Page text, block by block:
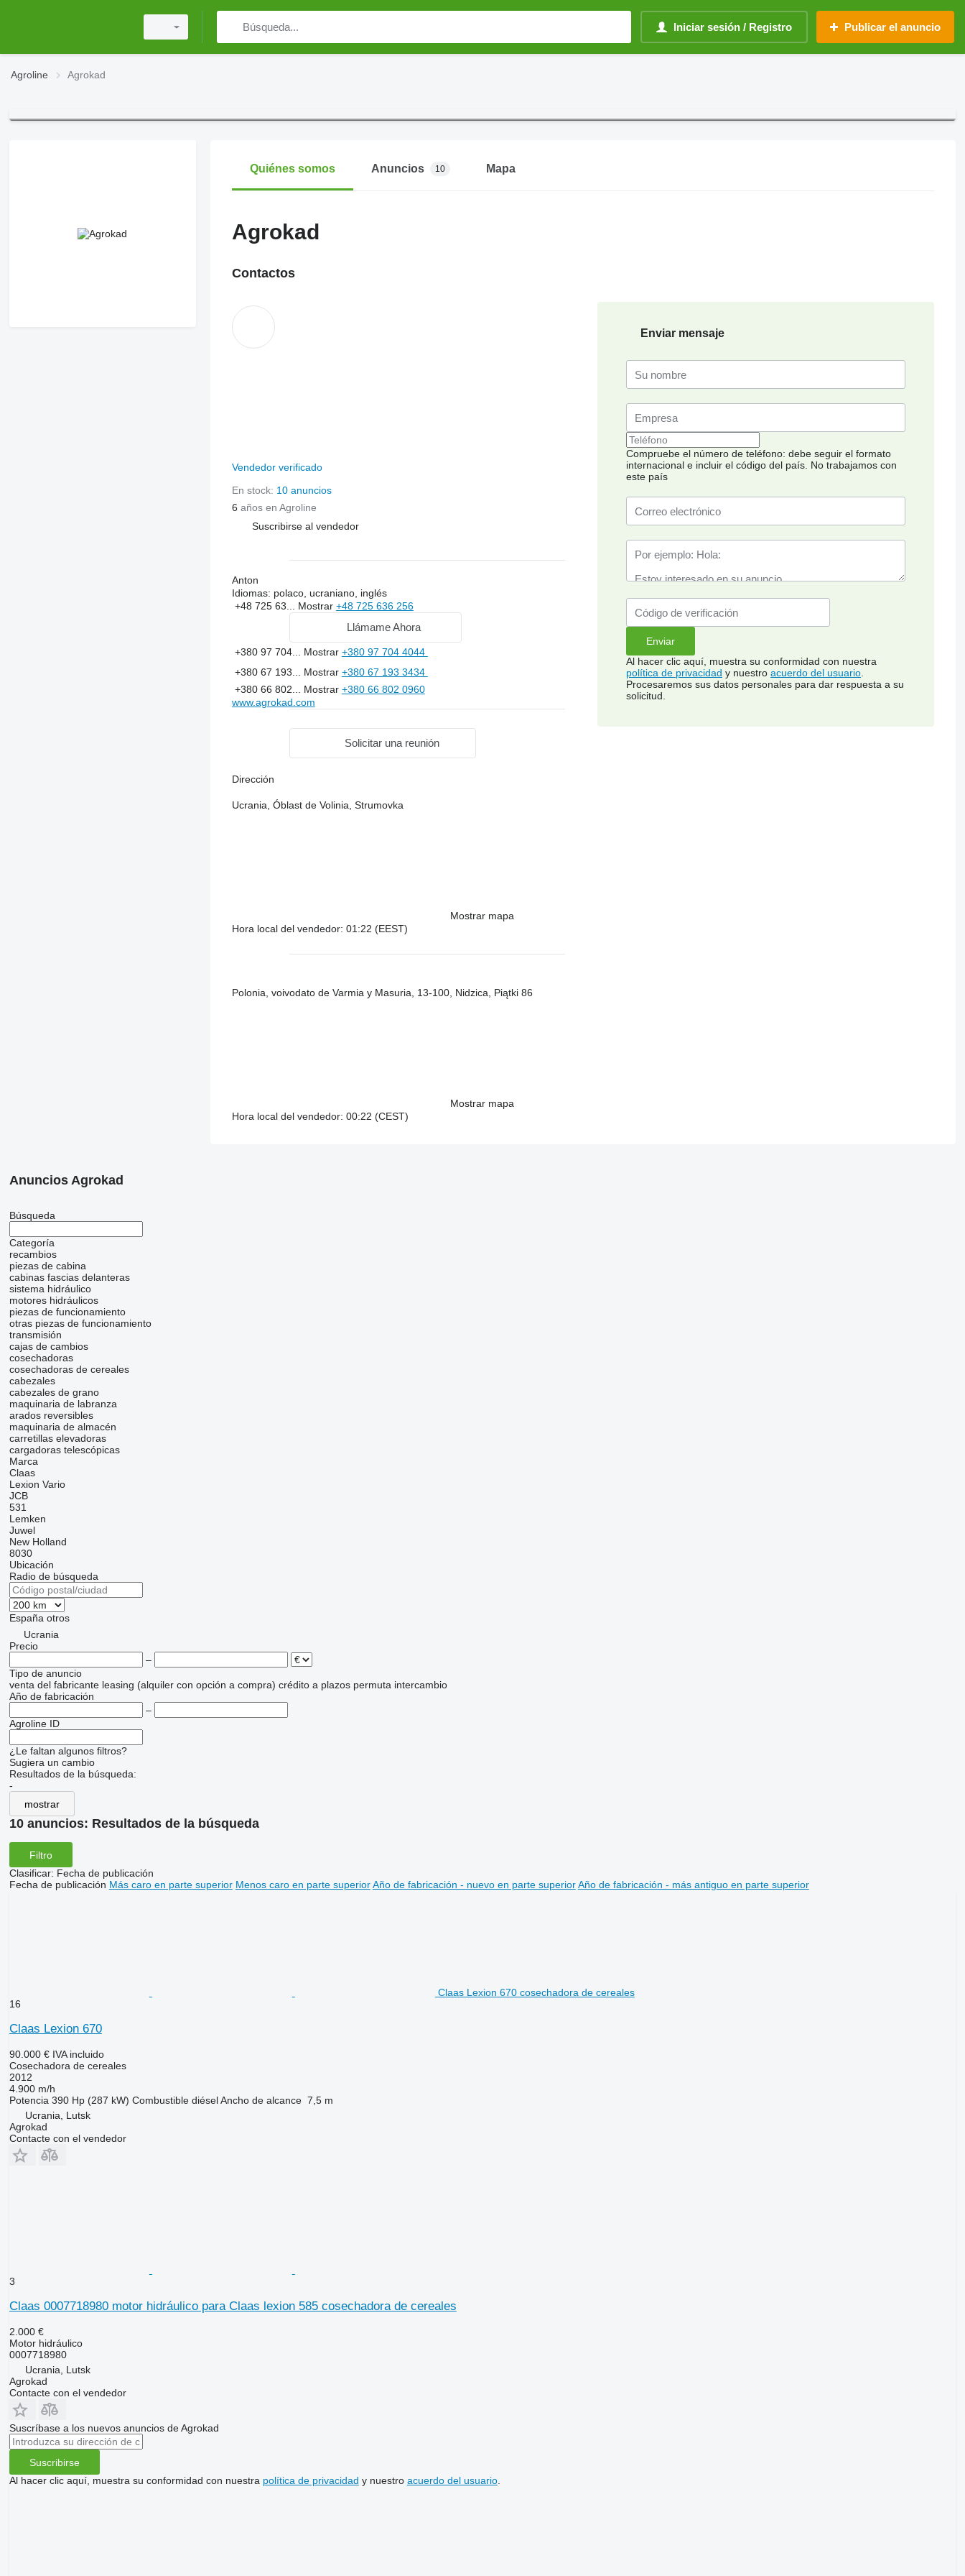
Iniciar sesión / Registro Publicar el anuncio
Agroline Agrokad
Quiénes somos Anuncios 10 Mapa
Agrokad
Contactos
Vendedor verificado
En stock: 10 anuncios
6 años en Agroline
Suscribirse al vendedor
Anton
Idiomas: polaco, ucraniano, inglés
+48 725 63... Mostrar +48 725 636 256
Llámame Ahora
+380 97 704... Mostrar +380 97 704 4044
+380 67 193... Mostrar +380 67 193 3434
+380 66 802... Mostrar +380 66 802 0960
www.agrokad.com
Solicitar una reunión
Dirección
Ucrania, Óblast de Volinia, Strumovka
Mostrar mapa
Hora local del vendedor: 01:22 (EEST)
Polonia, voivodato de Varmia y Masuria, 13-100, Nidzica, Piątki 86
Mostrar mapa
Hora local del vendedor: 00:22 (CEST)
Enviar mensaje
Compruebe el número de teléfono: debe seguir el formato
internacional e incluir el código del país. No trabajamos con
este país
Al hacer clic aquí, muestra su conformidad con nuestra
política de privacidad y nuestro acuerdo del usuario
Procesaremos sus datos personales para dar respuesta a su
solicitud.
Anuncios Agrokad
Búsqueda
Categoría
recambios
piezas de cabina
cabinas fascias delanteras
sistema hidráulico
motores hidráulicos
piezas de funcionamiento
otras piezas de funcionamiento
transmisión
cajas de cambios
cosechadoras
cosechadoras de cereales
cabezales
cabezales de grano
maquinaria de labranza
arados reversibles
maquinaria de almacén
carretillas elevadoras
cargadoras telescópicas
Marca
Claas
Lexion Vario
JCB
531
Lemken
Juwel
New Holland
8030
Ubicación
Radio de búsqueda
España otros
Ucrania
Precio
–
Tipo de anuncio
venta del fabricante leasing (alquiler con opción a compra) crédito a plazos permuta intercambio
Año de fabricación
–
Agroline ID
¿Le faltan algunos filtros?
Sugiera un cambio
Resultados de la búsqueda:
-
mostrar
10 anuncios: Resultados de la búsqueda
Filtro
Clasificar: Fecha de publicación
Fecha de publicación Más caro en parte superior Menos caro en parte superior Año de fabricación - nuevo en parte superior Año de fabricación - más antiguo en parte superior
Claas Lexion 670 cosechadora de cereales
16
Claas Lexion 670
90.000 € IVA incluido
Cosechadora de cereales
2012
4.900 m/h
Potencia 390 Hp (287 kW) Combustible diésel Ancho de alcance 7,5 m
Ucrania, Lutsk
Agrokad
Contacte con el vendedor
3
Claas 0007718980 motor hidráulico para Claas lexion 585 cosechadora de cereales
2.000 €
Motor hidráulico
0007718980
Ucrania, Lutsk
Agrokad
Contacte con el vendedor
Suscríbase a los nuevos anuncios de Agrokad
Suscribirse
Al hacer clic aquí, muestra su conformidad con nuestra política de privacidad y nuestro acuerdo del usuario.